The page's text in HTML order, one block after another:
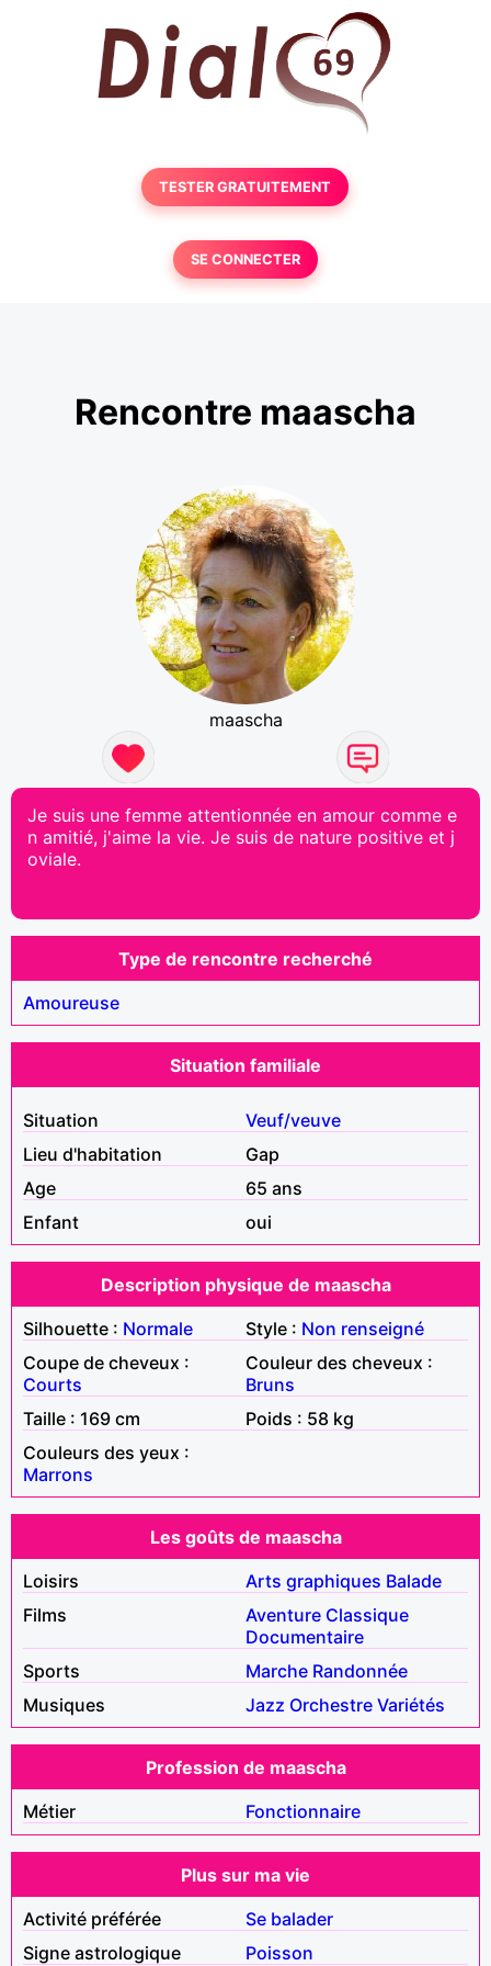
TESTER GRATUITEMENT
SE CONNECTER
Rencontre maascha
maascha
Je suis une femme attentionnée en amour comme e
n amitié, j'aime la vie. Je suis de nature positive et j
oviale.
Type de rencontre recherché
Amoureuse
Situation familiale
Situation
Veuf/veuve
Lieu d'habitation
Gap
Age
65 ans
Enfant
oui
Description physique de maascha
Silhouette : Normale Style : Non renseigné
Coupe de cheveux :
Courts
Couleur des cheveux :
Bruns
Taille : 169 cm
Poids : 58 kg
Couleurs des yeux :
Marrons
Les goûts de maascha
Loisirs
Arts graphiques Balade
Films
Aventure Classique
Documentaire
Sports
Marche Randonnée
Musiques
Jazz Orchestre Variétés
Profession de maascha
Métier
Fonctionnaire
Plus sur ma vie
Activité préférée
Se balader
Signe astrologique
Poisson